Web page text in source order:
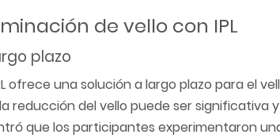
de vello con IPL
plazo
ofrece una solución a largo plazo para el
reducción del vello puede ser significativa
que los participantes experimentaron